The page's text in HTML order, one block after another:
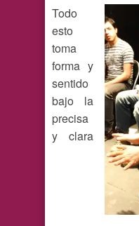
Todo
esto
toma
forma y
sentido
bajo la
precisa
y clara